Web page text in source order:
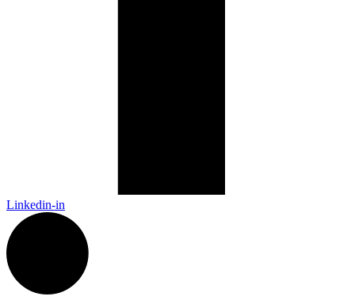
Linkedin-in